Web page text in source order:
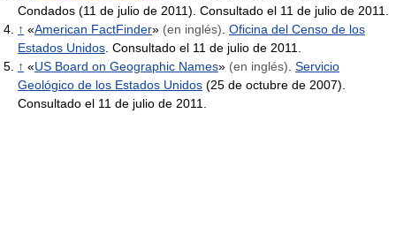
Condados (11 de julio de 2011). Consultado el 11 de julio de 2011.
↑ «American FactFinder» (en inglés) Oficina del Censo de los
Estados Unidos . Consultado el 11 de julio de 2011.
↑ «US Board on Geographic Names» (en inglés) Servicio
Geológico de los Estados Unidos (25 de octubre de 2007).
Consultado el 11 de julio de 2011.